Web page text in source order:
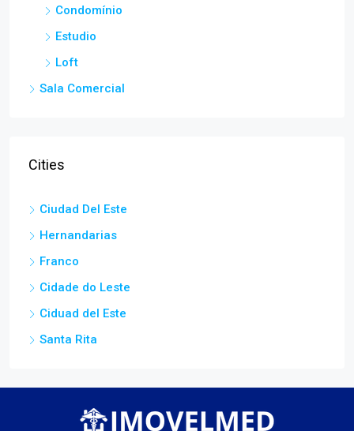
Condomínio
Estudio
Loft
Sala Comercial
Cities
Ciudad Del Este
Hernandarias
Franco
Cidade do Leste
Ciduad del Este
Santa Rita